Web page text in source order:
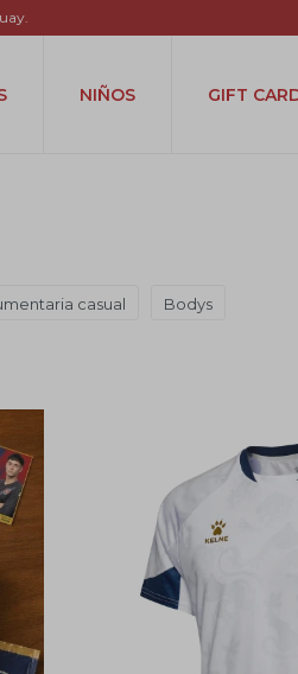
NIÑOS GIFT
casual Bodys